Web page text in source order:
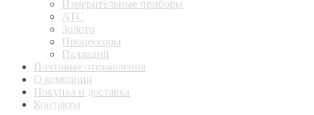
Измерительные приборы
АТС
Золото
Процессоры
Палладий
Почтовые отправления
О компании
Покупка и доставка
Контакты